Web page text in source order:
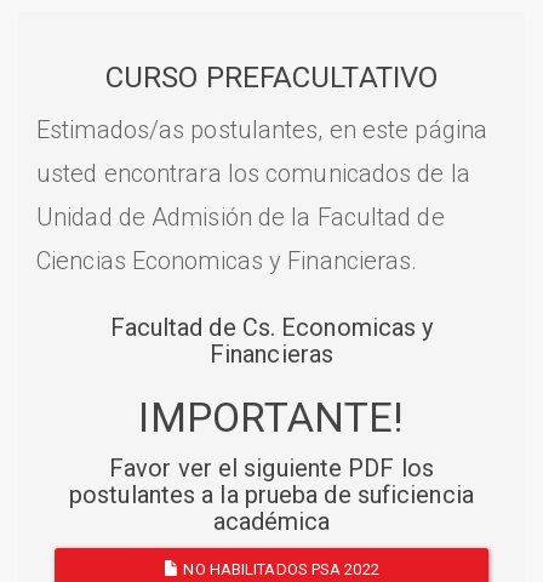
CURSO PREFACULTATIVO
Estimados/as postulantes, en este página
usted encontrara los comunicados de la
Unidad de Admisión de la Facultad de
Ciencias Economicas y Financieras.
Facultad de Cs. Economicas y
Financieras
IMPORTANTE!
Favor ver el siguiente PDF los
postulantes a la prueba de suficiencia
académica
NO HABILITADOS PSA 2022